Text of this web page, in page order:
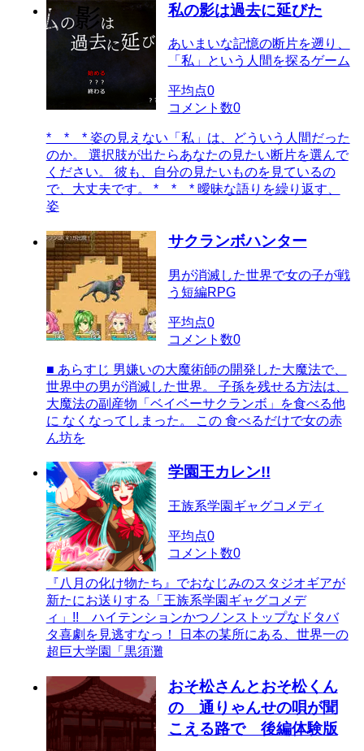
私の影は過去に延びた
あいまいな記憶の断片を遡り、
「私」という人間を探るゲーム
平均点0
コメント数0
* * * 姿の見えない「私」は、どういう人間だった
のか。 選択肢が出たらあなたの見たい断片を選んで
ください。 彼も、自分の見たいものを見ているの
で、大丈夫です。 * * * 曖昧な語りを繰り返す、
姿
サクランボハンター
男が消滅した世界で女の子が戦
う短編RPG
平均点0
コメント数0
■ あらすじ 男嫌いの大魔術師の開発した大魔法で、
世界中の男が消滅した世界。 子孫を残せる方法は、
大魔法の副産物「ベイベーサクランボ」を食べる他
に なくなってしまった。 この 食べるだけで女の赤
ん坊を
学園王カレン!!
王族系学園ギャグコメディ
平均点0
コメント数0
『八月の化け物たち』でおなじみのスタジオギアが
新たにお送りする「王族系学園ギャグコメデ
ィ」!! ハイテンションかつノンストップなドタバ
タ喜劇を見逃すなっ！ 日本の某所にある、世界一の
超巨大学園「黒須灘
おそ松さんとおそ松くん
の 通りゃんせの唄が聞
こえる路で 後編体験版